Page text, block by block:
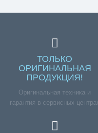
ТОЛЬКО
ОРИГИНАЛЬНАЯ
ПРОДУКЦИЯ!
Оригинальная техника и
гарантия в сервисных